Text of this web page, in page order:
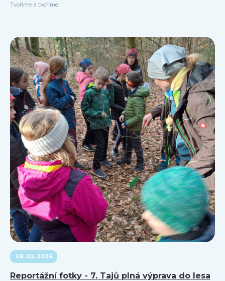
Tvoříme a tvoříme!
29. 03. 2026
Reportážní fotky - 7. Tajů plná výprava do lesa